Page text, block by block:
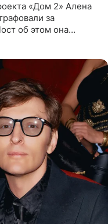
«Дом 2» Алена
за
об этом она